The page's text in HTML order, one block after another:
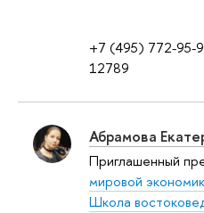
+7 (495) 772-95-
12789
Абрамова
Приглашенный
мировой
Школа